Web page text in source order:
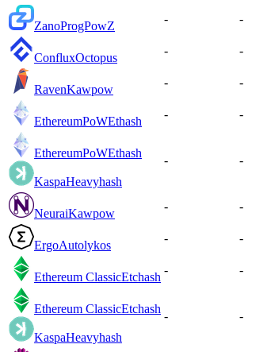
ZanoProgPowZ
- -
ConfluxOctopus
- -
RavenKawpow
- -
EthereumPoWEthash
- -
EthereumPoWEthash
KaspaHeavyhash
- -
NeuraiKawpow
- -
ErgoAutolykos
- -
Ethereum ClassicEtchash
- -
Ethereum ClassicEtchash
KaspaHeavyhash
- -